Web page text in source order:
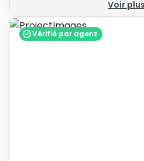
Voir plus
Vérifié par agenz